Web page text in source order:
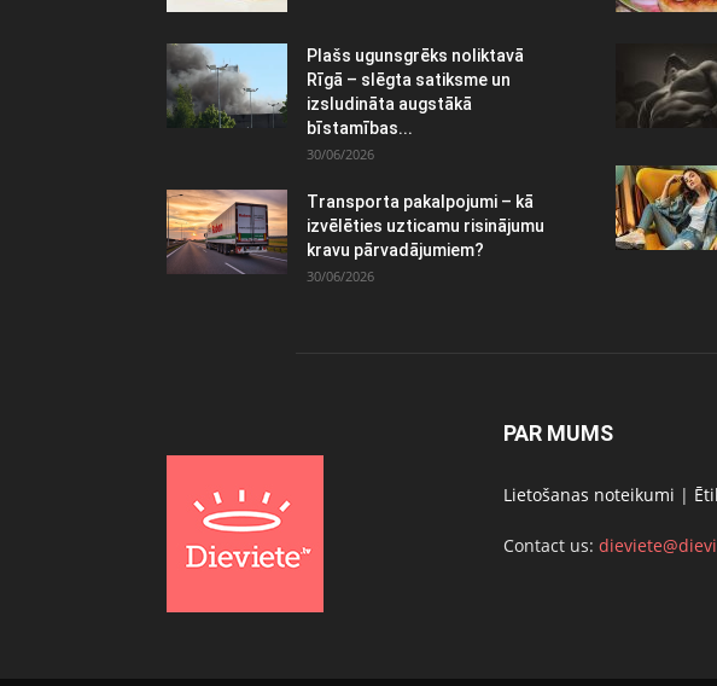
Plašs ugunsgrēks noliktavā
Rīgā – slēgta satiksme un
izsludināta augstākā
bīstamības...
30/06/2026
Transporta pakalpojumi – kā
izvēlēties uzticamu risinājumu
kravu pārvadājumiem?
30/06/2026
PAR MUMS
Lietošanas noteikumi |
Contact us: